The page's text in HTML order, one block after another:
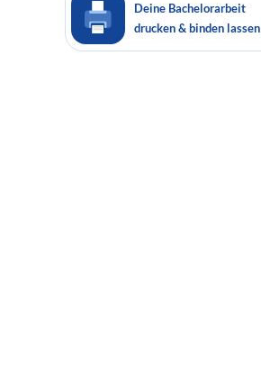
Deine Bachelorarbeit
drucken & binden lassen